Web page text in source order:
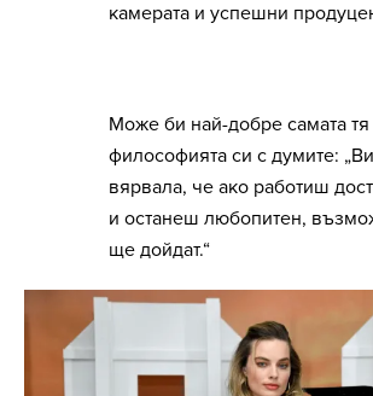
камерата и успешни
Може би най-добре самата
философията си с думите:
вярвала, че ако работиш
и останеш любопитен,
ще дойдат.“